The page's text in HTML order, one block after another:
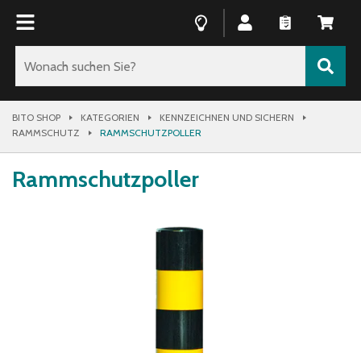
BITO SHOP KATEGORIEN
KENNZEICHNEN UND SICHERN
RAMMSCHUTZ
RAMMSCHUTZPOLLER
Rammschutzpoller